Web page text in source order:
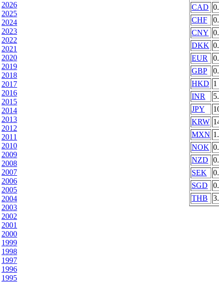
2026
2025
2024
2023
2022
2021
2020
2019
2018
2017
2016
2015
2014
2013
2012
2011
2010
2009
2008
2007
2006
2005
2004
2003
2002
2001
2000
1999
1998
1997
1996
1995
CAD
CHF
CNY
DKK
EUR
GBP
HKD 1
INR
JPY
KRW
MXN
NOK
NZD
SEK
SGD
THB